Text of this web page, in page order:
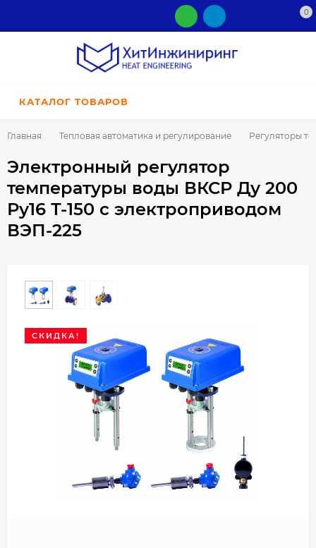
0
КАТАЛОГ ТОВАРОВ
Главная Тепловая автоматика и регулирование Регуляторы
Электронный регулятор
температуры воды ВКСР Ду 200
Ру16 Т-150 с электроприводом
ВЭП-225
СКИДКА!